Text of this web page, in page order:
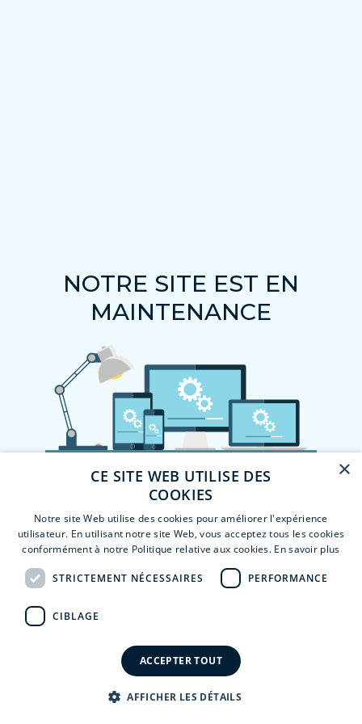
NOTRE SITE EST EN
MAINTENANCE
×
CE SITE WEB UTILISE DES
COOKIES
Notre site Web utilise des cookies pour améliorer l'expérience
utilisateur. En utilisant notre site Web, vous acceptez tous les cookies
conformément à notre Politique relative aux cookies. En savoir plus
STRICTEMENT NÉCESSAIRES PERFORMANCE
CIBLAGE
ACCEPTER TOUT
AFFICHER LES DÉTAILS